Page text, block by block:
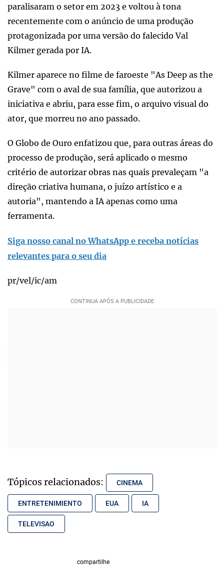
paralisaram o setor em 2023 e voltou à tona
recentemente com o anúncio de uma produção
protagonizada por uma versão do falecido Val
Kilmer gerada por IA.
Kilmer aparece no filme de faroeste "As Deep as the
Grave" com o aval de sua família, que autorizou a
iniciativa e abriu, para esse fim, o arquivo visual do
ator, que morreu no ano passado.
O Globo de Ouro enfatizou que, para outras áreas do
processo de produção, será aplicado o mesmo
critério de autorizar obras nas quais prevaleçam "a
direção criativa humana, o juízo artístico e a
autoria", mantendo a IA apenas como uma
ferramenta.
Siga nosso canal no WhatsApp e receba notícias
relevantes para o seu dia
pr/vel/ic/am
Tópicos relacionados: CINEMA
ENTRETENIMIENTO EUA IA
TELEVISAO
compartilhe